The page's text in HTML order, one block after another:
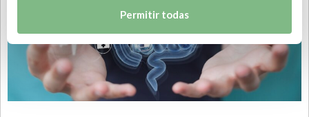
Permitir todas